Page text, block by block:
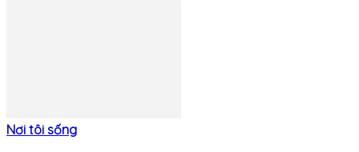
Nơi tôi sống